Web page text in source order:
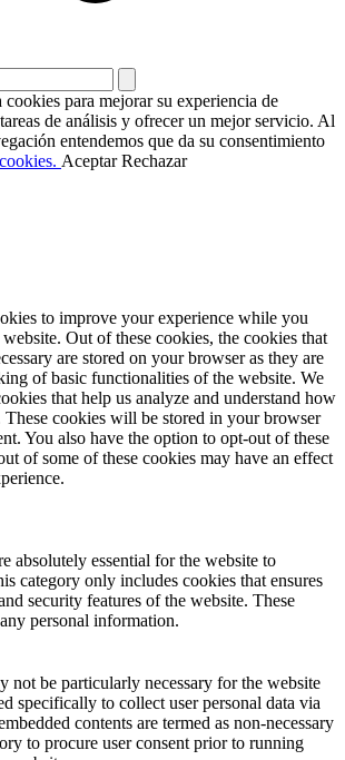
para mejorar su experiencia de
de análisis y ofrecer un mejor servicio. Al
entendemos que da su consentimiento
Aceptar Rechazar
to improve your experience while you
Out of these cookies, the cookies that
are stored on your browser as they are
of basic functionalities of the website. We
that help us analyze and understand how
These cookies will be stored in your browser
You also have the option to opt-out of these
of some of these cookies may have an effect
absolutely essential for the website to
category only includes cookies that ensures
security features of the website. These
personal information.
not be particularly necessary for the website
specifically to collect user personal data via
contents are termed as non-necessary
to procure user consent prior to running